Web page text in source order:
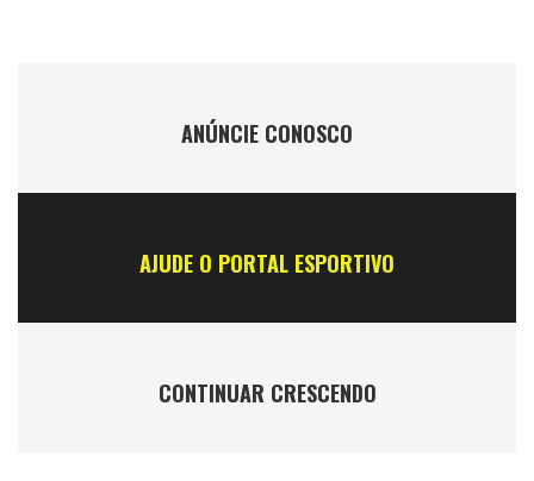
ANÚNCIE CONOSCO
AJUDE O PORTAL ESPORTIVO
CONTINUAR CRESCENDO